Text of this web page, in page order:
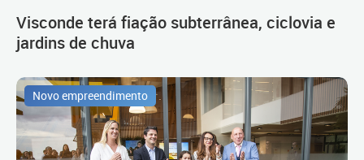
Visconde terá fiação subterrânea, ciclovia e
jardins de chuva
Novo empreendimento